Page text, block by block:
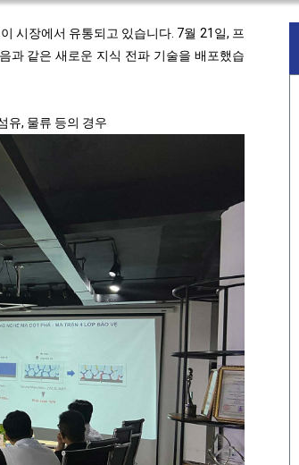
시장에서 유통되고 있습니다. 7월 21일, 프
과 같은 새로운 지식 전파 기술을 배포했습
유, 물류 등의 경우